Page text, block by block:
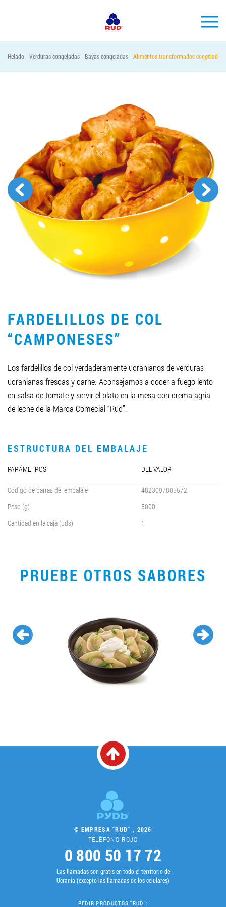
EMPRESA
Horeca
Contactos
Vacantes
PEDIR PRODUCTOS "RUD":
0412 48 28 17
0412 42 29 23
Helado Verduras congeladas Bayas congeladas Alimentos transformados congelados
FARDELILLOS DE COL
“CAMPONESES”
Los fardelillos de col verdaderamente ucranianos de verduras
ucranianas frescas y carne. Aconsejamos a cocer a fuego lento
en salsa de tomate y servir el plato en la mesa con crema agria
de leche de la Marca Comecial “Rud”.
ESTRUCTURA DEL EMBALAJE
PARÁMETROS DEL VALOR
Código de barras del embalaje
4823097805572
Peso (g)
5000
Cantidad en la caja (uds)
1
PRUEBE OTROS SABORES
© EMPRESA “RUD” , 2026
TELÉFONO ROJO
0 800 50 17 72
Las llamadas son gratis en todo el territorio de
Ucrania (excepto las llamadas de los celulares)
PEDIR PRODUCTOS "RUD":